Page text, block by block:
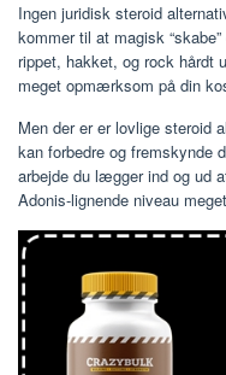
Ingen juridisk steroid
kommer til at magisk
rippet, hakket, og rock hårdt
meget opmærksom på din
Men der er er lovlige steroid
kan forbedre og fremskynde
arbejde du lægger ind og ud
Adonis-lignende niveau